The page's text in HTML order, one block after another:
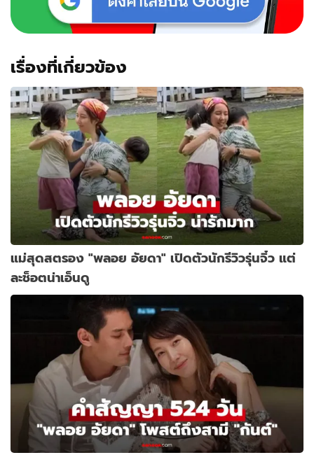
เรื่องที่เกี่ยวข้อง
แม่สุดสตรอง "พลอย อัยดา" เปิดตัวนักรีวิวรุ่นจิ๋ว แต่
ละช็อตน่าเอ็นดู